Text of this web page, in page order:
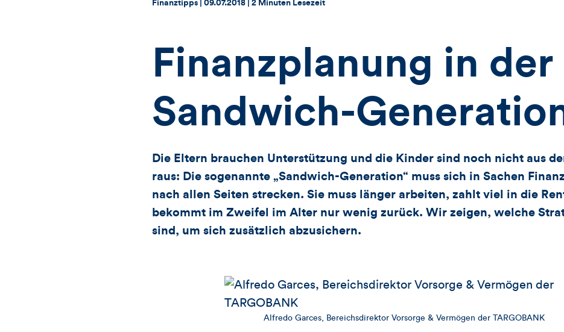
Thema:
Finanztipps | Datum:
09.07.2018 2 Minuten Lesezeit
Finanzplanung in der
Sandwich-
Die Eltern brauchen Unterstützung und die Kinder sind noch nicht aus
raus: Die sogenannte „Sandwich-Generation“ muss sich in Sachen
nach allen Seiten strecken. Sie muss länger arbeiten, zahlt viel in die
bekommt im Zweifel im Alter nur wenig zurück. Wir zeigen, welche
sind, um sich zusätzlich abzusichern.
Alfredo Garces, Bereichsdirektor Vorsorge & Vermögen der TARGOBANK